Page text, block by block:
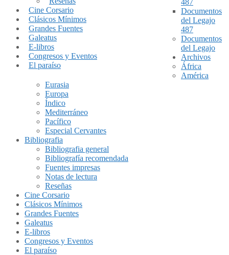
Cine Corsario
Clásicos Mínimos
Grandes Fuentes
Galeatus
E-libros
Congresos y Eventos
El paraíso
487
Documentos
del Legajo
487
Documentos
del Legajo
Archivos
África
América
Eurasia
Europa
Índico
Mediterráneo
Pacífico
Especial Cervantes
Bibliografia
Bibliografia general
Bibliografía recomendada
Fuentes impresas
Notas de lectura
Reseñas
Cine Corsario
Clásicos Mínimos
Grandes Fuentes
Galeatus
E-libros
Congresos y Eventos
El paraíso